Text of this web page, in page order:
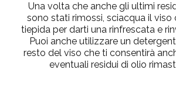
Una volta che anche gli ultimi
sono stati rimossi, sciacqua il viso
tiepida per darti una rinfrescata e
Puoi anche utilizzare un
resto del viso che ti consentirà
eventuali residui di olio